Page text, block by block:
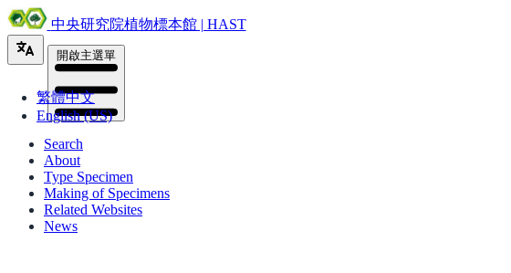
中央研究院植物標本館 | HAST
繁體中文
English (US)
開啟主選單
Search
About
Type Specimen
Making of Specimens
Related Websites
News